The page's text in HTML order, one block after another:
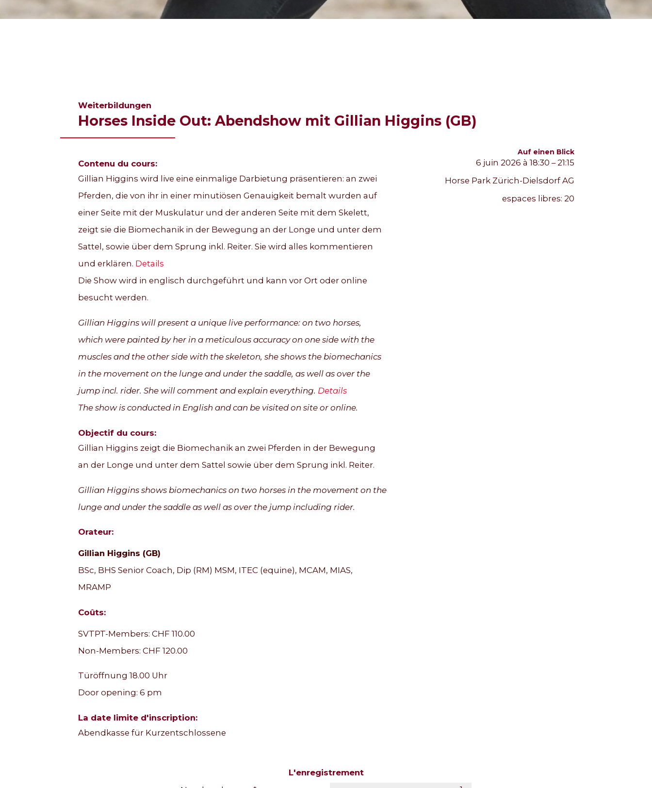
Weiterbildungen
Horses Inside Out: Abendshow mit Gillian Higgins (GB)
Auf einen Blick
6 juin 2026 à 18:30 – 21:15
Horse Park Zürich-Dielsdorf AG
espaces libres: 20
Contenu du cours:
Gillian Higgins wird live eine einmalige Darbietung präsentieren: an zwei
Pferden, die von ihr in einer minutiösen Genauigkeit bemalt wurden auf
einer Seite mit der Muskulatur und der anderen Seite mit dem Skelett,
zeigt sie die Biomechanik in der Bewegung an der Longe und unter dem
Sattel, sowie über dem Sprung inkl. Reiter. Sie wird alles kommentieren
und erklären. Details
Die Show wird in englisch durchgeführt und kann vor Ort oder online
besucht werden.
Gillian Higgins will present a unique live performance: on two horses,
which were painted by her in a meticulous accuracy on one side with the
muscles and the other side with the skeleton, she shows the biomechanics
in the movement on the lunge and under the saddle, as well as over the
jump incl. rider. She will comment and explain everything. Details
The show is conducted in English and can be visited on site or online.
Objectif du cours:
Gillian Higgins zeigt die Biomechanik an zwei Pferden in der Bewegung
an der Longe und unter dem Sattel sowie über dem Sprung inkl. Reiter.
Gillian Higgins shows biomechanics on two horses in the movement on the
lunge and under the saddle as well as over the jump including rider.
Orateur:
Gillian Higgins (GB)
BSc, BHS Senior Coach, Dip (RM) MSM, ITEC (equine), MCAM, MIAS,
MRAMP
Coûts:
SVTPT-Members: CHF 110.00
Non-Members: CHF 120.00
Türöffnung 18.00 Uhr
Door opening: 6 pm
La date limite d'inscription:
Abendkasse für Kurzentschlossene
L'enregistrement